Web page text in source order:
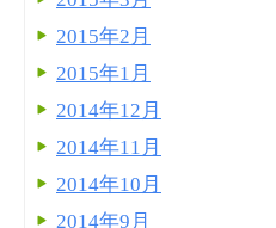
2015年2月
2015年1月
2014年12月
2014年11月
2014年10月
2014年9月